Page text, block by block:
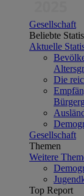
Gesellschaft
Beliebte
Aktuelle
Die
Gesellschaft
Themen
Weitere
Top Report